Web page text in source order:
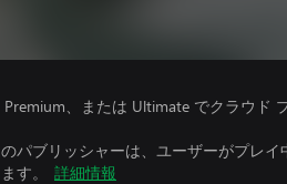
Premium、または Ultimate でクラウド
パブリッシャーは、ユーザーがプレイ
す。
詳細情報